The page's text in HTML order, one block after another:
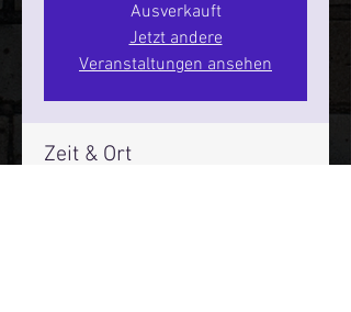
Ausverkauft
Jetzt andere
Veranstaltungen ansehen
Zeit & Ort